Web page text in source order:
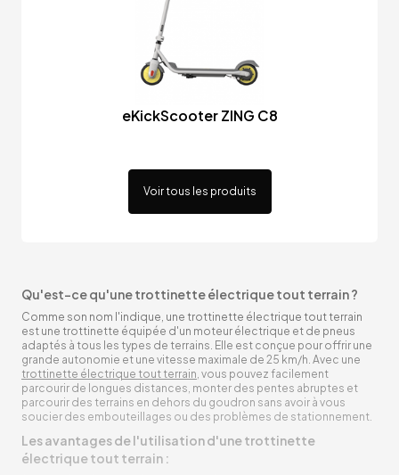
eKickScooter ZING C8
Voir tous les produits
Qu'est-ce qu'une trottinette électrique tout terrain ?
Comme son nom l'indique, une trottinette électrique tout terrain
est une trottinette équipée d'un moteur électrique et de pneus
adaptés à tous les types de terrains. Elle est conçue pour offrir une
grande autonomie et une vitesse maximale de 25 km/h. Avec une
trottinette électrique tout terrain, vous pouvez facilement
parcourir de longues distances, monter des pentes abruptes et
parcourir des terrains en dehors du goudron sans avoir à vous
soucier des embouteillages ou des problèmes de stationnement.
Les avantages de l'utilisation d'une trottinette
électrique tout terrain :